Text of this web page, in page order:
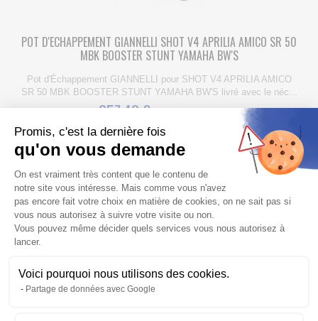
POT D'ECHAPPEMENT GIANNELLI SHOT V4 APRILIA AMICO SR 50
MBK BOOSTER STUNT YAMAHA BW'S
Pot d'Échappement GIANNELLI pour SHOT V4 APRILIA AMICO
SR 50 MBK BOOSTER STUNT YAMAHA BW'S livré avec le néc...
257,40 € 286.00 € -10%
Fabriqué de 7 à 30 jours
PRIX RÉDUIT
COLLECTEUR POT D'ECHAPPEMENT RACING GIANNELLI APRILIA RX
125 MX 125 2008-2013
Promis, c'est la dernière fois
qu'on vous demande
Plateforme de Gestion du
On est vraiment très content que le contenu de
notre site vous intéresse. Mais comme vous n'avez
pas encore fait votre choix en matière de cookies, on ne sait pas si
vous nous autorisez à suivre votre visite ou non.
Vous pouvez même décider quels services vous nous autorisez à
lancer.
Voici pourquoi nous utilisons des cookies.
Partage de données avec Google
Axeptio consent